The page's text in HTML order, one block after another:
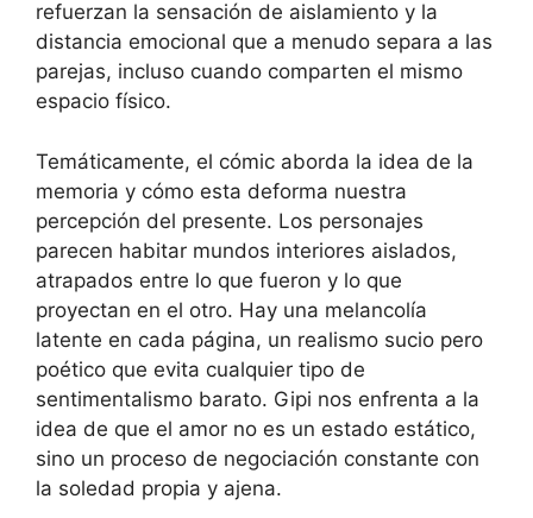
refuerzan la sensación de aislamiento y la
distancia emocional que a menudo separa a las
parejas, incluso cuando comparten el mismo
espacio físico.
Temáticamente, el cómic aborda la idea de la
memoria y cómo esta deforma nuestra
percepción del presente. Los personajes
parecen habitar mundos interiores aislados,
atrapados entre lo que fueron y lo que
proyectan en el otro. Hay una melancolía
latente en cada página, un realismo sucio pero
poético que evita cualquier tipo de
sentimentalismo barato. Gipi nos enfrenta a la
idea de que el amor no es un estado estático,
sino un proceso de negociación constante con
la soledad propia y ajena.